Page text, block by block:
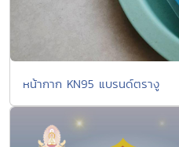
หน้ากาก KN95 แบรนด์ตรางู